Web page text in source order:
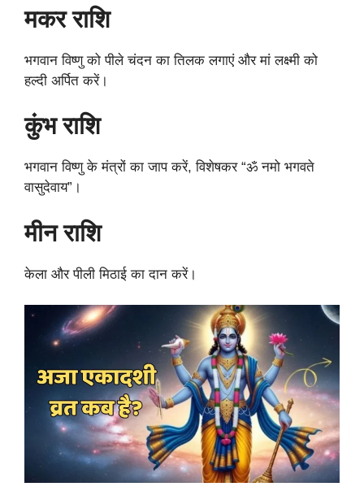
मकर राशि
भगवान विष्णु को पीले चंदन का तिलक लगाएं और मां लक्ष्मी को
हल्दी अर्पित करें।
कुंभ राशि
भगवान विष्णु के मंत्रों का जाप करें, विशेषकर “ॐ नमो भगवते
वासुदेवाय”।
मीन राशि
केला और पीली मिठाई का दान करें।